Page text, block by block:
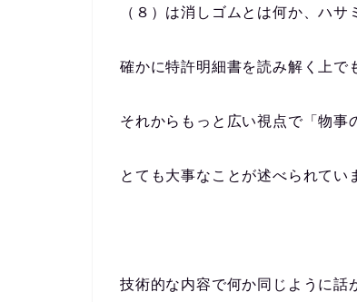
（８）は消しゴムとは何か、ハ
確かに特許明細書を読み解く上で
それからもっと広い視点で「物事
とても大事なことが述べられてい
技術的な内容で何か同じように話